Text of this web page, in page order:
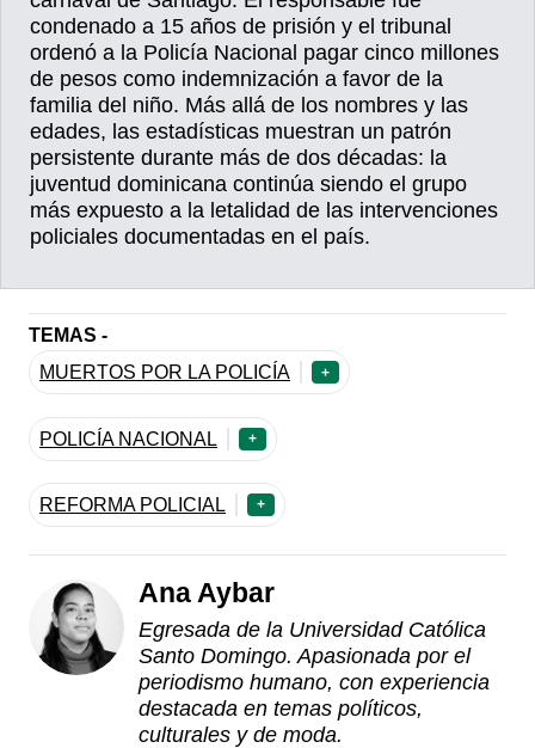
condenado a 15 años de prisión y el tribunal
ordenó a la Policía Nacional pagar cinco millones
de pesos como indemnización a favor de la
familia del niño. Más allá de los nombres y las
edades, las estadísticas muestran un patrón
persistente durante más de dos décadas: la
juventud dominicana continúa siendo el grupo
más expuesto a la letalidad de las intervenciones
policiales documentadas en el país.
TEMAS -
MUERTOS POR LA POLICÍA
+
POLICÍA NACIONAL +
REFORMA POLICIAL +
Ana Aybar
Egresada de la Universidad Católica
Santo Domingo. Apasionada por el
periodismo humano, con experiencia
destacada en temas políticos,
culturales y de moda.